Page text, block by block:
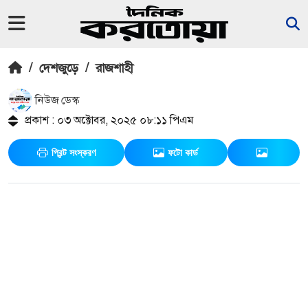
/ দেশজুড়ে / রাজশাহী
নিউজ ডেস্ক
প্রকাশ : ০৩ অক্টোবর, ২০২৫ ০৮:১১ পিএম
প্রিন্ট সংস্করণ ফটো কার্ড